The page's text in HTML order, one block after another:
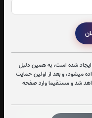
شده است، به همین دلیل
میشود، و بعد از اولین حمایت
شد و مستقیما وارد صفحه